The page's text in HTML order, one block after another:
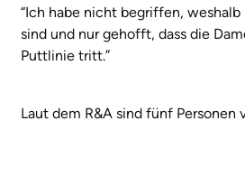
“Ich habe nicht begriffen, weshalb
sind und nur gehofft, dass die
Puttlinie tritt.”
Laut dem R&A sind fünf Personen